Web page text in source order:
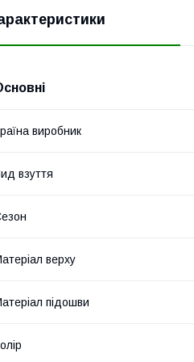
виробник
взуття
верху
підошви